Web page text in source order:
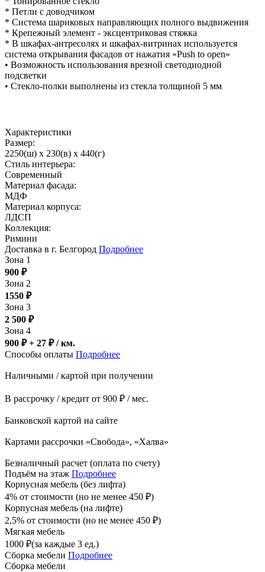
* Петли с доводчиком
* Система шариковых направляющих полного выдвижения
* Крепежный элемент - эксцентриковая стяжка
* В шкафах-антресолях и шкафах-витринах используется
система открывания фасадов от нажатия «Push to open»
• Возможность использования врезной светодиодной
подсветки
• Стекло-полки выполнены из стекла толщиной 5 мм
Характеристики
Размер:
2250(ш) x 230(в) x 440(г)
Стиль интерьера:
Современный
Материал фасада:
МДФ
Материал корпуса:
ЛДСП
Коллекция:
Римини
Доставка в г. Белгород Подробнее
Зона 1
900 ₽
Зона 2
1550 ₽
Зона 3
2 500 ₽
Зона 4
900 ₽ + 27 ₽/ км.
Способы оплаты Подробнее
Наличными / картой при получении
В рассрочку / кредит от 900 ₽ / мес.
Банковской картой на сайте
Картами рассрочки «Свобода», «Халва»
Безналичный расчет (оплата по счету)
Подъём на этаж Подробнее
Корпусная мебель (без лифта)
4% от стоимости (но не менее 450 ₽)
Корпусная мебель (на лифте)
2,5% от стоимости (но не менее 450 ₽)
Мягкая мебель
1000 ₽(за каждые 3 ед.)
Сборка мебели Подробнее
Сборка мебели